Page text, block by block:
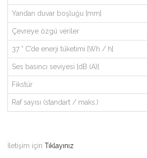
Yandan duvar boşluğu [mm]
Çevreye özgü veriler
37 ° C’de enerji tüketimi [Wh / h]
Ses basıncı seviyesi [dB (A)]
Fikstür
Raf sayısı (standart / maks.)
İletişim için Tıklayınız